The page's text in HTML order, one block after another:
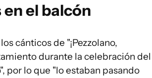
en el balcón
cánticos de "¡Pezzolano,
durante la celebración del
por lo que "lo estaban pasando